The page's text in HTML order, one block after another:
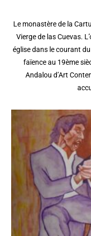
Le monastère de la
Vierge de las Cuevas.
église dans le courant
faïence au 19ème
Andalou d’Art